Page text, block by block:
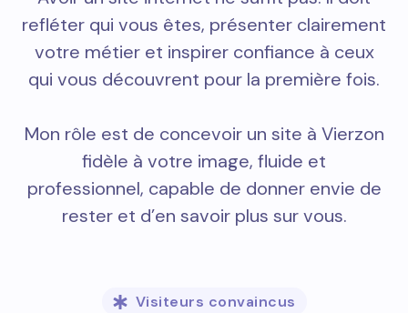
refléter qui vous êtes, présenter clairement
votre métier et inspirer confiance à ceux
qui vous découvrent pour la première fois.
Mon rôle est de concevoir un site à Vierzon
fidèle à votre image, fluide et
professionnel, capable de donner envie de
rester et d’en savoir plus sur vous.
Visiteurs convaincus